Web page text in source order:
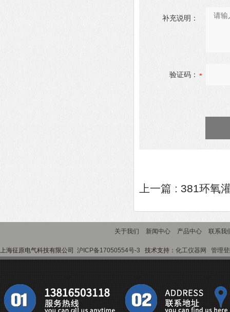
补充说明：
验证码：
上一篇 : 381环氧
关于我们 新闻中心 产品中心 联系我
上海征原电气科技有限公司 沪ICP备17050554号-3 技术支持： 化工仪器网 管理